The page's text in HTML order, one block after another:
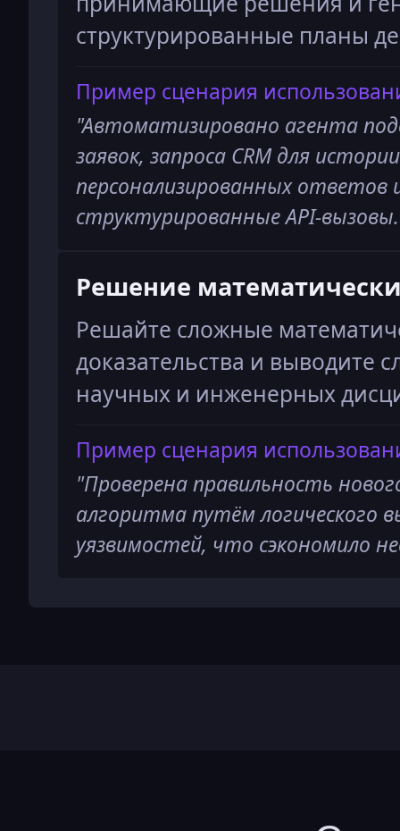
структурированные планы
Пример сценария
"Автоматизировано агента
заявок, запроса CRM для
персонализированных ответов
структурированные API-вызовы.
Решение
Решайте сложные
доказательства и выводите
научных и инженерных
Пример сценария
"Проверена правильность
алгоритма путём логического
уязвимостей, что сэкономило